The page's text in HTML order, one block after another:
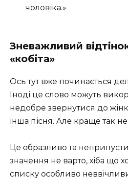
чоловіка.»
Зневажливий
«кобіта»
Ось тут вже починається
Іноді це слово можуть
недобре звернутися до
інша пісня. Але краще так
Це образливо та
значення не варто, хіба що
списку особливо